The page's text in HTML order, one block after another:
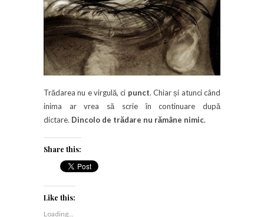
Trădarea nu e virgulă, ci punct. Chiar și atunci când
inima ar vrea să scrie în continuare după
dictare. Dincolo de trădare nu rămâne nimic.
Share this:
Like this:
Loading...